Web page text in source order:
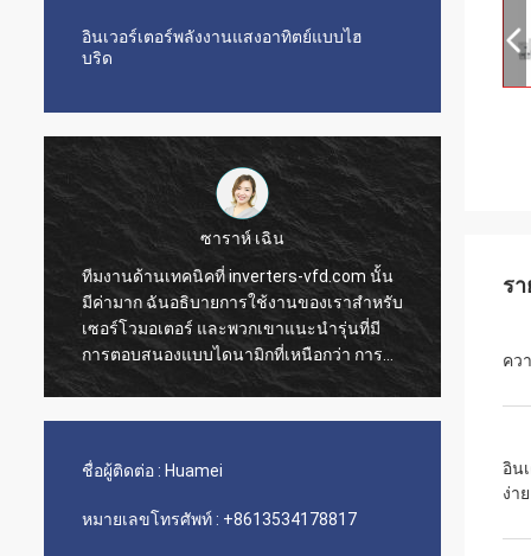
อินเวอร์เตอร์พลังงานแสงอาทิตย์แบบไฮ
บริด
ซาราห์ เฉิน
ทีมงานด้านเทคนิคที่ inverters-vfd.com นั้น
มีค่ามาก ฉันอธิบายการใช้งานของเราสำหรับ
เซอร์โวมอเตอร์ และพวกเขาแนะนำรุ่นที่มี
การตอบสนองแบบไดนามิกที่เหนือกว่า การ
ติดตั้งเป็นไปอย่างราบรื่น และความแม่นยำได้
ประสิทธิภาพสูง!
คำสั่ง
ติดตั้ง
ขนส่ง
เลย
ชื่อผู้ติดต่อ : Huamei
หมายเลขโทรศัพท์ : +8613534178817
ร
คว
อิน
ง่าย